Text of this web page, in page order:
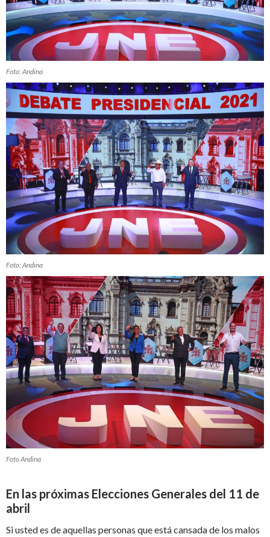
Foto: Andina
Foto: Andina
Foto Andina
En las próximas Elecciones Generales del 11 de
abril
Si usted es de aquellas personas que está cansada de los malos